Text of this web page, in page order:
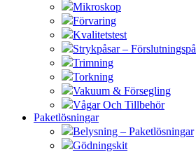
Mikroskop
Förvaring
Kvalitetstest
Strykpåsar –
Trimning
Torkning
Vakuum & Försegling
Vågar Och Tillbehör
Paketlösningar
Belysning – Paketlösningar
Gödningskit